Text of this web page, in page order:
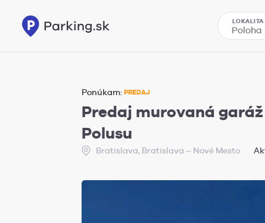
LOKALITA
Ponúkam: PREDAJ
Predaj murovaná
Polusu
Bratislava, Bratislava – Nové Mesto